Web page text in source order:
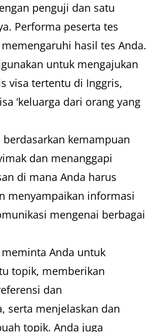
penguji dan satu
Performa peserta tes
hasil tes Anda.
untuk mengajukan
visa tertentu di Inggris,
‘keluarga dari orang yang
kemampuan
dan menanggapi
di mana Anda harus
menyampaikan informasi
mengenai berbagai
Anda untuk
topik, memberikan
dan
serta menjelaskan dan
topik. Anda juga